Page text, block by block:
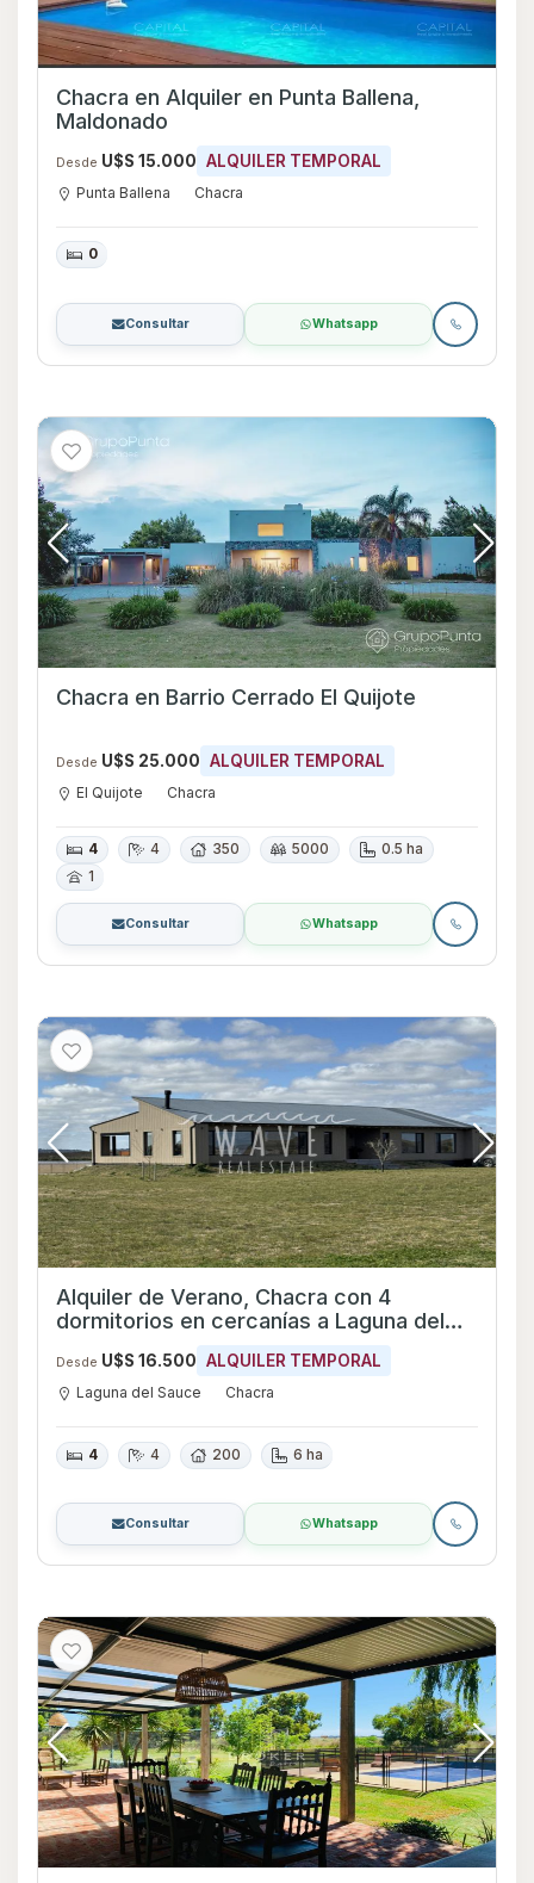
Chacra en Alquiler en Punta Ballena,
Maldonado
Desde U$S 15.000 ALQUILER TEMPORAL
Punta Ballena Chacra
0
Consultar Whatsapp
Chacra en Barrio Cerrado El Quijote
Desde U$S 25.000 ALQUILER TEMPORAL
El Quijote Chacra
4 4 350 5000
0.5 ha
1
Consultar Whatsapp
Alquiler de Verano, Chacra con 4
dormitorios en cercanías a Laguna del
Desde U$S 16.500 ALQUILER TEMPORAL
Laguna del Sauce Chacra
4 4 200 6 ha
Consultar Whatsapp